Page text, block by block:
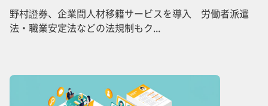
野村證券、企業間人材移籍サービスを導入 労働者派遣
法・職業安定法などの法規制もク...